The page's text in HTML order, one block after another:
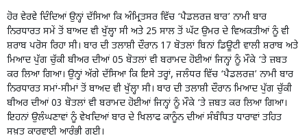
ਹੋਰ ਵੇਰਵੇ ਦਿੰਦਿਆਂ ਉਨ੍ਹਾਂ ਦੱਸਿਆ ਕਿ ਅੰਮ੍ਰਿਤਸਰ ਵਿੱਚ ‘ਪੈਡਲਰਜ਼ ਬਾਰ’ ਨਾਮੀ ਬਾਰ
ਨਿਰਧਾਰਤ ਸਮੇਂ ਤੋਂ ਬਾਅਦ ਵੀ ਖੁੱਲ੍ਹਾ ਸੀ ਅਤੇ 25 ਸਾਲ ਤੋਂ ਘੱਟ ਉਮਰ ਦੇ ਵਿਅਕਤੀਆਂ ਨੂੰ ਵੀ
ਸ਼ਰਾਬ ਪਰੋਸ ਰਿਹਾ ਸੀ। ਬਾਰ ਦੀ ਤਲਾਸ਼ੀ ਦੌਰਾਨ 17 ਬੋਤਲਾਂ ਬਿਨਾਂ ਡਿਊਟੀ ਵਾਲੀ ਸ਼ਰਾਬ ਅਤੇ
ਮਿਆਦ ਪੁੱਗ ਚੁੱਕੀ ਬੀਅਰ ਦੀਆਂ 05 ਬੋਤਲਾਂ ਵੀ ਬਰਾਮਦ ਹੋਈਆਂ ਜਿਨ੍ਹਾਂ ਨੂੰ ਮੌਕੇ ‘ਤੇ ਜ਼ਬਤ
ਕਰ ਲਿਆ ਗਿਆ। ਉਨ੍ਹਾਂ ਅੱਗੇ ਦੱਸਿਆ ਕਿ ਇਸੇ ਤਰ੍ਹਾਂ, ਜਲੰਧਰ ਵਿੱਚ ‘ਪੈਡਲਰਜ਼’ ਨਾਮੀ ਬਾਰ
ਨਿਰਧਾਰਤ ਸਮਾਂ-ਸੀਮਾਂ ਤੋਂ ਬਾਅਦ ਵੀ ਖੁੱਲ੍ਹਾ ਸੀ। ਬਾਰ ਦੀ ਤਲਾਸ਼ੀ ਦੌਰਾਨ ਮਿਆਦ ਪੁੱਗ ਚੁੱਕੀ
ਬੀਅਰ ਦੀਆਂ 03 ਬੋਤਲਾਂ ਵੀ ਬਰਾਮਦ ਹੋਈਆਂ ਜਿਨ੍ਹਾਂ ਨੂੰ ਮੌਕੇ ‘ਤੇ ਜ਼ਬਤ ਕਰ ਲਿਆ ਗਿਆ।
ਇਹਨਾਂ ਉਲੰਘਣਾਵਾਂ ਨੂੰ ਵੇਖਦਿਆਂ ਬਾਰ ਦੇ ਖਿਲਾਫ ਕਾਨੂੰਨ ਦੀਆਂ ਸੰਬੰਧਿਤ ਧਾਰਾਵਾਂ ਤਹਿਤ
ਸਖ਼ਤ ਕਾਰਵਾਈ ਆਰੰਭੀ ਗਈ।